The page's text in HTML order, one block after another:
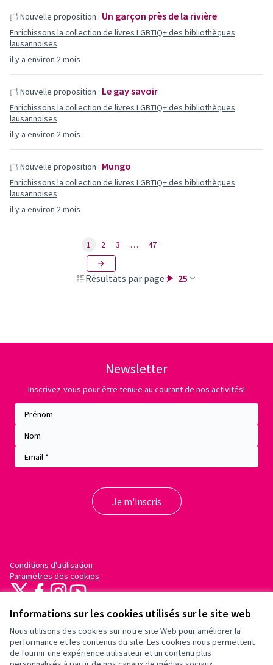
Informations sur les cookies utilisés sur le site web
Nous utilisons des cookies sur notre site Web pour améliorer la
performance et les contenus du site. Les cookies nous permettent
de fournir une expérience utilisateur et un contenu plus
il y a environ 2 mois
Nouvelle proposition : Un garçon près de la rivière
Enrichissons la collection de livres LGBTIQ+ des bibliothèques
lausannoises
il y a environ 2 mois
Nouvelle proposition : Le gay savoir
Enrichissons la collection de livres LGBTIQ+ des bibliothèques
lausannoises
il y a environ 2 mois
Nouvelle proposition : Mungo
Enrichissons la collection de livres LGBTIQ+ des bibliothèques
lausannoises
Résultats par page : 25
1 2 3 … 47
Newsletter
Inscrivez-vous pour être tenu·e au courant de nos activités!
Conditions d'utilisation
Paramètres des cookies
X
FacebookInstagram
YouTube